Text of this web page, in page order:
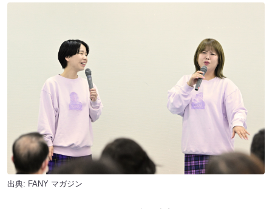
出典: FANY マガジン